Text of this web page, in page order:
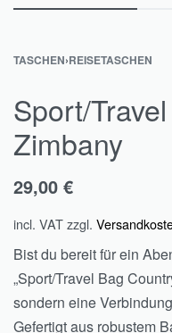
TASCHEN›REISETASCHEN
Sport/
Zimbany
29,00 €
incl. VATzzgl.
Bist du bereit für ein
„Sport/Travel Bag
sondern eine
Gefertigt aus robustem